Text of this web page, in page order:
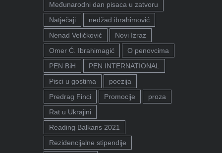
Međunarodni dan pisaca u zatvoru
Natječaji
nedžad ibrahimović
Nenad Veličković
Novi Izraz
Omer Ć. Ibrahimagić
O penovcima
PEN BiH
PEN INTERNATIONAL
Pisci u gostima
poezija
Predrag Finci
Promocije
proza
Rat u Ukrajini
Reading Balkans 2021
Rezidencijalne stipendije